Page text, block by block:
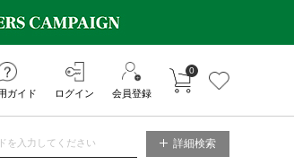
ガイド ログイン 会員登録
カートに入れる
0
詳細検索